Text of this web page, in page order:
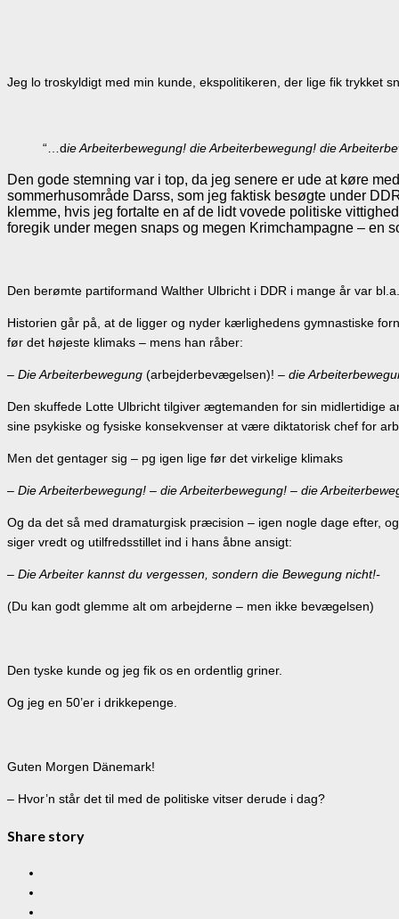
Jeg lo troskyldigt med min kunde, ekspolitikeren, der lige fik trykket
“…die Arbeiterbewegung! die Arbeiterbewegung! die
Den gode stemning var i top, da jeg senere er ude at køre
sommerhusområde Darss, som jeg faktisk besøgte under
klemme, hvis jeg fortalte en af de lidt vovede politiske
foregik under megen snaps og megen Krimchampagne – en
Den berømte partiformand Walther Ulbricht i DDR i mange år var
Historien går på, at de ligger og nyder kærlighedens gymnastiske
før det højeste klimaks – mens han råber:
– Die Arbeiterbewegung (arbejderbevægelsen)! – die
Den skuffede Lotte Ulbricht tilgiver ægtemanden for sin midlertidige
sine psykiske og fysiske konsekvenser at være diktatorisk chef for
Men det gentager sig – pg igen lige før det virkelige klimaks
– Die Arbeiterbewegung! – die Arbeiterbewegung! – die
Og da det så med dramaturgisk præcision – igen nogle dage efter,
siger vredt og utilfredsstillet ind i hans åbne ansigt:
– Die Arbeiter kannst du vergessen, sondern die Bewegung nicht!-
(Du kan godt glemme alt om arbejderne – men ikke bevægelsen)
Den tyske kunde og jeg fik os en ordentlig griner.
Og jeg en 50’er i drikkepenge.
Guten Morgen Dänemark!
– Hvor’n står det til med de politiske vitser derude i dag?
Share story